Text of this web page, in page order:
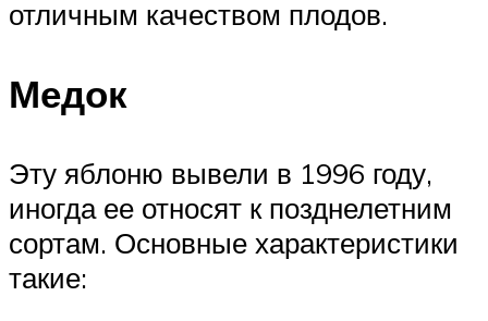
отличным качеством плодов.
Медок
Эту яблоню вывели в 1996 году,
иногда ее относят к позднелетним
сортам. Основные характеристики
такие: